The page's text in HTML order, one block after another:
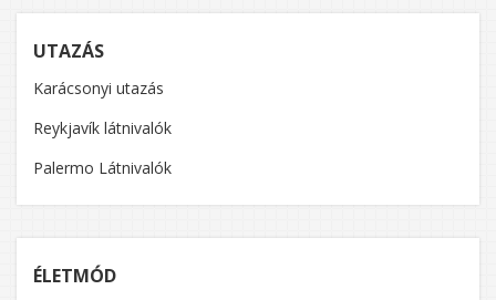
UTAZÁS
Karácsonyi utazás
Reykjavík látnivalók
Palermo Látnivalók
ÉLETMÓD